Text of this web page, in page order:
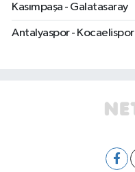
Kasımpaşa - Galatasaray
Antalyaspor - Kocaelispor